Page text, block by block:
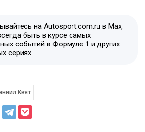
на Autosport.com.ru в Max,
быть в курсе самых
событий в Формуле 1 и других
сериях
Квят